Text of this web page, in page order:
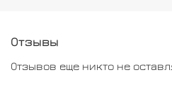
Отзывы
Отзывов еще никто не